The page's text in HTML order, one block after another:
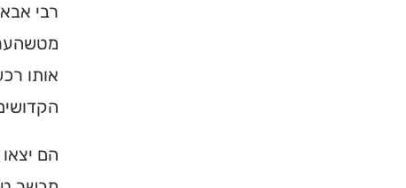
רבי
אותו
הם